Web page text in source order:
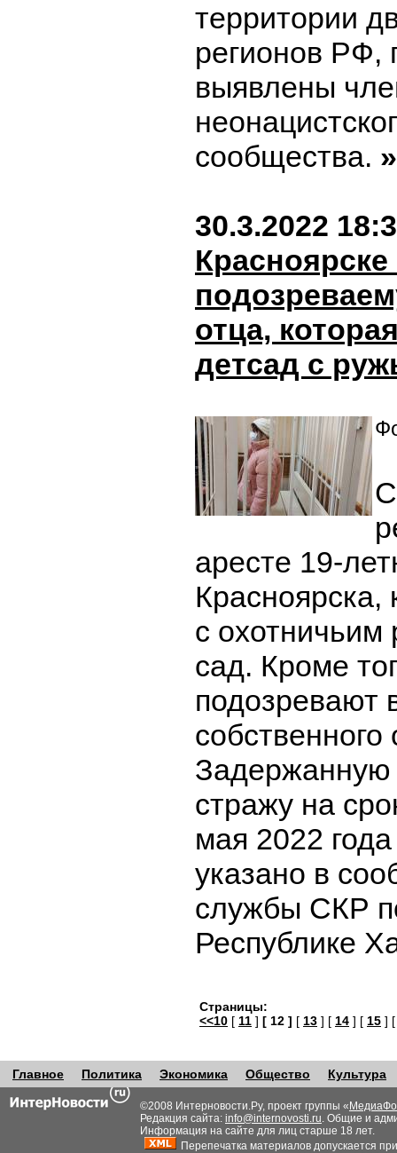
территории
регионов РФ,
выявлены
сообщества. »
30.3.2022
отца,
детсад с
аресте 19-
Красноярска,
с охотничьим
сад. Кроме
подозревают
собственного
Задержанную
стражу на
мая 2022
указано в
службы СКР
Республике
Страницы:
<<10 [ 11 ] [ 12 ] [ 13 ] [ 14 ] [ 15 ]
Главное Политика Экономика Общество Культура
©2008 Интерновости.Ру, проект группы «
Редакция сайта: info@internovosti.ru. Общие и
Информация на сайте для лиц старше 18 лет.
Перепечатка материалов допускается